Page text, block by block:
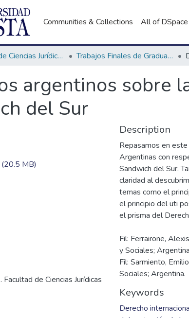
Communities & Collections All of DSpace
Facultad de Ciencias Jurídicas y Sociales Trabajos Finales de Graduación de Abogacía
argentinos sobre
del Sur
(20.5 MB)
de Ciencias Jurídicas
Description
Repasamos en
Argentinas con
Sandwich del Sur.
claridad al
temas como el
el principio del uti
Fil: Ferrairone,
y Sociales;
Fil: Sarmiento,
Sociales; Argentina.
Keywords
Derecho